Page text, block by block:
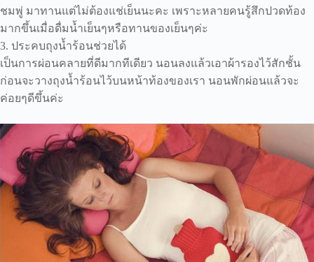
ชมพู่ มาทานแต่ไม่ต้องแช่เย็นนะคะ เพราะหลายคนรู้สึกปวดท้อง
มากขึ้นเมื่อดื่มน้ำเย็นๆหรือทานของเย็นๆค่ะ
3. ประคบถุงน้ำร้อนช่วยได้
เป็นการผ่อนคลายที่ดีมากทีเดียว นอนลงแล้วเอาผ้ารองไว้สักชั้น
ก่อนจะวางถุงน้ำร้อนไว้บนหน้าท้องของเรา นอนพักผ่อนแล้วจะ
ค่อยๆดีขึ้นค่ะ